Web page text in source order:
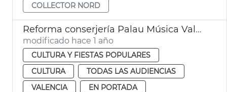
COLLECTOR NORD
Reforma conserjería Palau Música València
modificado hace 1 año
CULTURA Y FIESTAS POPULARES
CULTURA
TODAS LAS AUDIENCIAS
VALENCIA
EN PORTADA